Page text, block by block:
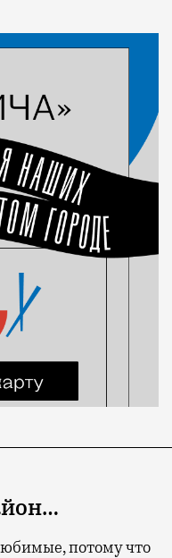
потому что